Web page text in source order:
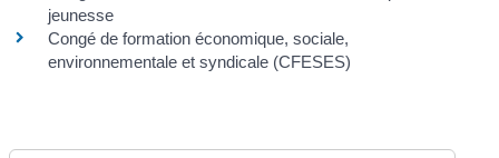
jeunesse
Congé de formation économique, sociale,
environnementale et syndicale (CFESES)